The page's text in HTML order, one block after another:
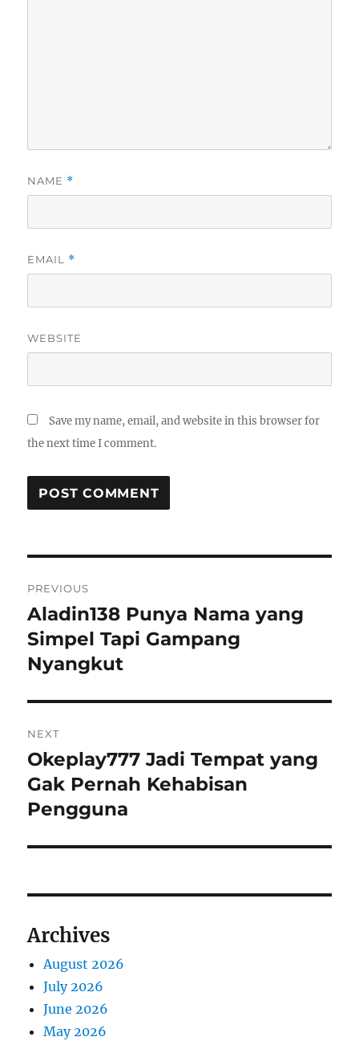
NAME *
EMAIL *
WEBSITE
Save my name, email, and website in this browser for
the next time I comment.
navigation
PREVIOUS
Previous
post:
Aladin138 Punya Nama yang
Simpel Tapi Gampang
Nyangkut
NEXT
Next
post:
Okeplay777 Jadi Tempat yang
Gak Pernah Kehabisan
Pengguna
Archives
August 2026
July 2026
June 2026
May 2026